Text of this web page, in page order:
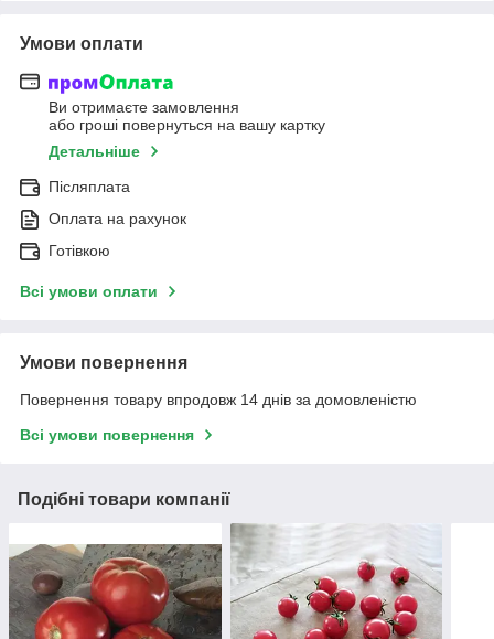
Умови оплати
Ви отримаєте замовлення
або гроші повернуться на вашу картку
Детальніше
Післяплата
Оплата на рахунок
Готівкою
Всі умови оплати
Умови повернення
Повернення товару впродовж 14 днів за домовленістю
Всі умови повернення
Подібні товари компанії